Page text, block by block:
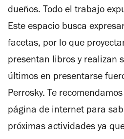
dueños. Todo el trabajo
Este espacio busca
facetas, por lo que
presentan libros y realizan
últimos en presentarse
Perrosky. Te
página de internet para
próximas actividades ya